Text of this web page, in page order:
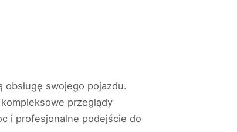
swojego pojazdu.
przeglądy
i profesjonalne podejście do